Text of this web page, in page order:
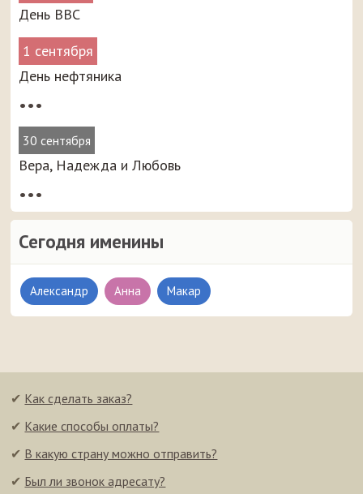
День ВВС
1 сентября
День нефтяника
•••
30 сентября
Вера, Надежда и Любовь
•••
Сегодня именины
Александр Анна Макар
✔ Как сделать заказ?
✔ Какие способы оплаты?
✔ В какую страну можно отправить?
✔ Был ли звонок адресату?